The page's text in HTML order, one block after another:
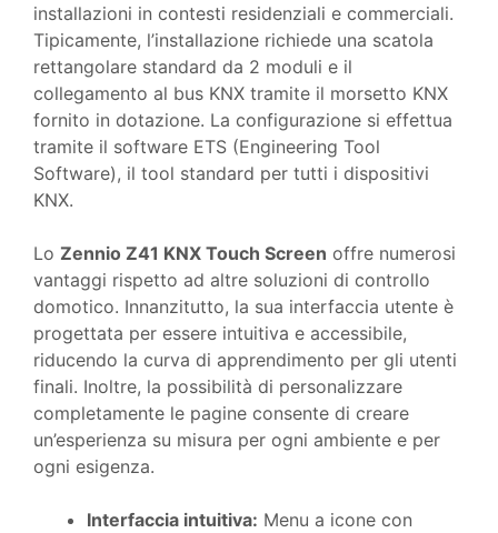
installazioni in contesti residenziali e commerciali.
Tipicamente, l’installazione richiede una scatola
rettangolare standard da 2 moduli e il
collegamento al bus KNX tramite il morsetto KNX
fornito in dotazione. La configurazione si effettua
tramite il software ETS (Engineering Tool
Software), il tool standard per tutti i dispositivi
KNX.
Lo Zennio Z41 KNX Touch Screen offre numerosi
vantaggi rispetto ad altre soluzioni di controllo
domotico. Innanzitutto, la sua interfaccia utente è
progettata per essere intuitiva e accessibile,
riducendo la curva di apprendimento per gli utenti
finali. Inoltre, la possibilità di personalizzare
completamente le pagine consente di creare
un’esperienza su misura per ogni ambiente e per
ogni esigenza.
Interfaccia intuitiva: Menu a icone con